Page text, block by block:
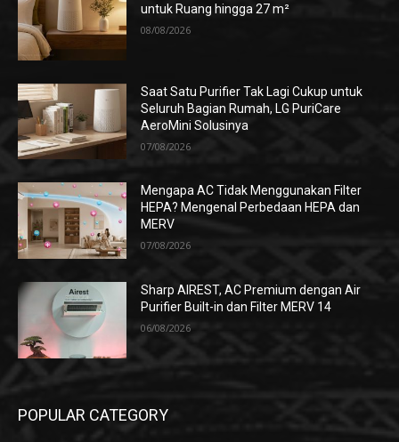
untuk Ruang hingga 27 m²
08/08/2026
Saat Satu Purifier Tak Lagi Cukup untuk
Seluruh Bagian Rumah, LG PuriCare
AeroMini Solusinya
07/08/2026
Mengapa AC Tidak Menggunakan Filter
HEPA? Mengenal Perbedaan HEPA dan
MERV
07/08/2026
Sharp AIREST, AC Premium dengan Air
Purifier Built-in dan Filter MERV 14
06/08/2026
POPULAR CATEGORY